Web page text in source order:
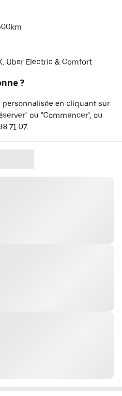
Uber Electric & Comfort
?
en cliquant sur
ou "Commencer", ou
71 07.